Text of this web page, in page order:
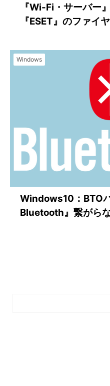
『Wi-Fi・サーバー
『ESET』のファイ
Windows
Windows10：BTO
Bluetooth』繋がら